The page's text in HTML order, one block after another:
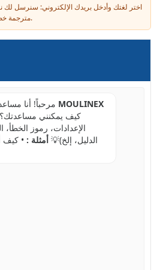
اختر لغتك وأدخل بريدك الإلكتروني: سنرسل
مترجمة خصيصاً.
💬 مرحباً! أنا MOULINEX
الإعدادات، رموز
الدليل، إلخ)💡 أمثلة : • كيف